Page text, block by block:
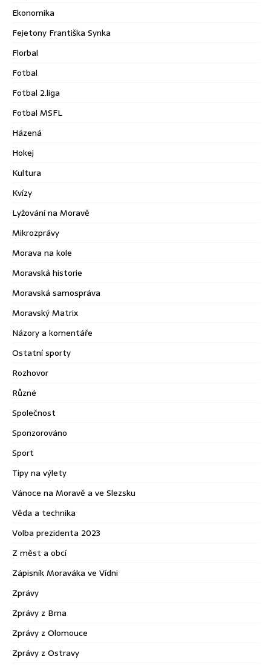
Ekonomika
Fejetony Františka Synka
Florbal
Fotbal
Fotbal 2.liga
Fotbal MSFL
Házená
Hokej
Kultura
Kvízy
Lyžování na Moravě
Mikrozprávy
Morava na kole
Moravská historie
Moravská samospráva
Moravský Matrix
Názory a komentáře
Ostatní sporty
Rozhovor
Různé
Společnost
Sponzorováno
Sport
Tipy na výlety
Vánoce na Moravě a ve Slezsku
Věda a technika
Volba prezidenta 2023
Z měst a obcí
Zápisník Moraváka ve Vídni
Zprávy
Zprávy z Brna
Zprávy z Olomouce
Zprávy z Ostravy